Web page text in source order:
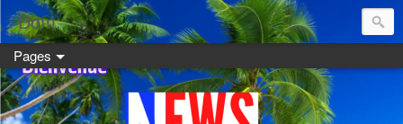
Dom:
Pages